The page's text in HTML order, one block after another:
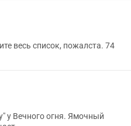
весь список, пожалста. 74
у Вечного огня. Ямочный